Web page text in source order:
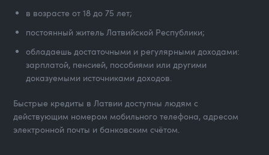
в возрасте от 18 до 75 лет;
постоянный житель Латвийской Республики;
обладаешь достаточными и регулярными доходами:
зарплатой, пенсией, пособиями или другими
доказуемыми источниками доходов.
Быстрые кредиты в Латвии доступны людям с
действующим номером мобильного телефона, адресом
электронной почты и банковским счётом.